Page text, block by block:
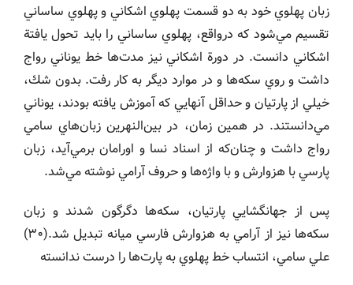
زبان پهلوي خود به دو قسمت پهلوي اشكاني و پهلوي ساساني
تقسيم مي‌شود كه درواقع، پهلوي ساساني را بايد تحول يافتة
اشكاني دانست. در دورة اشكاني نيز مدت‌ها خط يوناني رواج
داشت و روي سكه‌ها و در موارد ديگر به كار رفت. بدون شك،
خيلي از پارتيان و حداقل آنهايي كه آموزش يافته بودند، يوناني
مي‌دانستند. در همين زمان، در بين‌النهرين زبان‌هاي سامي
رواج داشت و چنان‌كه از اسناد نسا و اورامان برمي‌آيد، زبان
پارسي با هزوارش و با واژه‌ها و حروف آرامي نوشته مي‌شد.
پس از جهانگشايي پارتيان، سكه‌ها دگرگون شدند و زبان
سكه‌ها نيز از آرامي به هزوارش فارسي ميانه تبديل شد.(٣٠)
علي سامي، انتساب خط پهلوي به پارت‌ها را درست ندانسته